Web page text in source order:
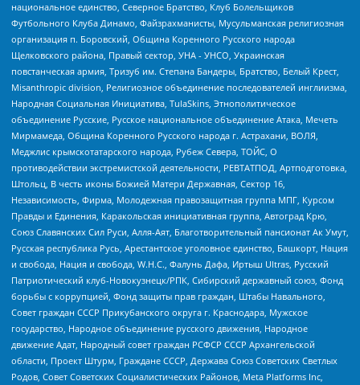
национальное единство, Северное Братство, Клуб Болельщиков
Футбольного Клуба Динамо, Файзрахманисты, Мусульманская религиозная
организация п. Боровский, Община Коренного Русского народа
Щелковского района, Правый сектор, УНА - УНСО, Украинская
повстанческая армия, Тризуб им. Степана Бандеры, Братство, Белый Крест,
Misanthropic division, Религиозное объединение последователей инглиизма,
Народная Социальная Инициатива, TulaSkins, Этнополитическое
объединение Русские, Русское национальное объединение Атака, Мечеть
Мирмамеда, Община Коренного Русского народа г. Астрахани, ВОЛЯ,
Меджлис крымскотатарского народа, Рубеж Севера, ТОЙС, О
противодействии экстремистской деятельности, РЕВТАТПОД, Артподготовка,
Штольц, В честь иконы Божией Матери Державная, Сектор 16,
Независимость, Фирма, Молодежная правозащитная группа МПГ, Курсом
Правды и Единения, Каракольская инициативная группа, Автоград Крю,
Союз Славянских Сил Руси, Алля-Аят, Благотворительный пансионат Ак Умут,
Русская республика Русь, Арестантское уголовное единство, Башкорт, Нация
и свобода, Нация и свобода, W.H.С., Фалунь Дафа, Иртыш Ultras, Русский
Патриотический клуб-Новокузнецк/РПК, Сибирский державный союз, Фонд
борьбы с коррупцией, Фонд защиты прав граждан, Штабы Навального,
Совет граждан СССР Прикубанского округа г. Краснодара, Мужское
государство, Народное объединение русского движения, Народное
движение Адат, Народный совет граждан РСФСР СССР Архангельской
области, Проект Штурм, Граждане СССР, Держава Союз Советских Светлых
Родов, Совет Советских Социалистических Районов, Meta Platforms Inc,